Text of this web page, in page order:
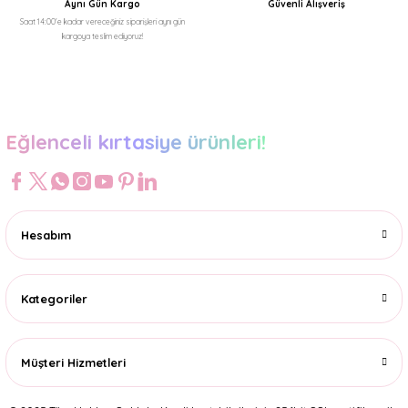
Aynı Gün Kargo
Saat 14:00'e kadar vereceğiniz siparişleri aynı gün
kargoya teslim ediyoruz!
Güvenli Alışveriş
Eğlenceli kırtasiye ürünleri!
Hesabım
Kategoriler
Müşteri Hizmetleri